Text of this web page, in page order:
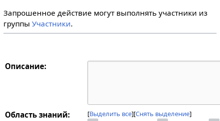
Запрошенное действие могут выполнять участники из
группы Участники.
Описание:
Область знаний: Выделить все Снять выделение